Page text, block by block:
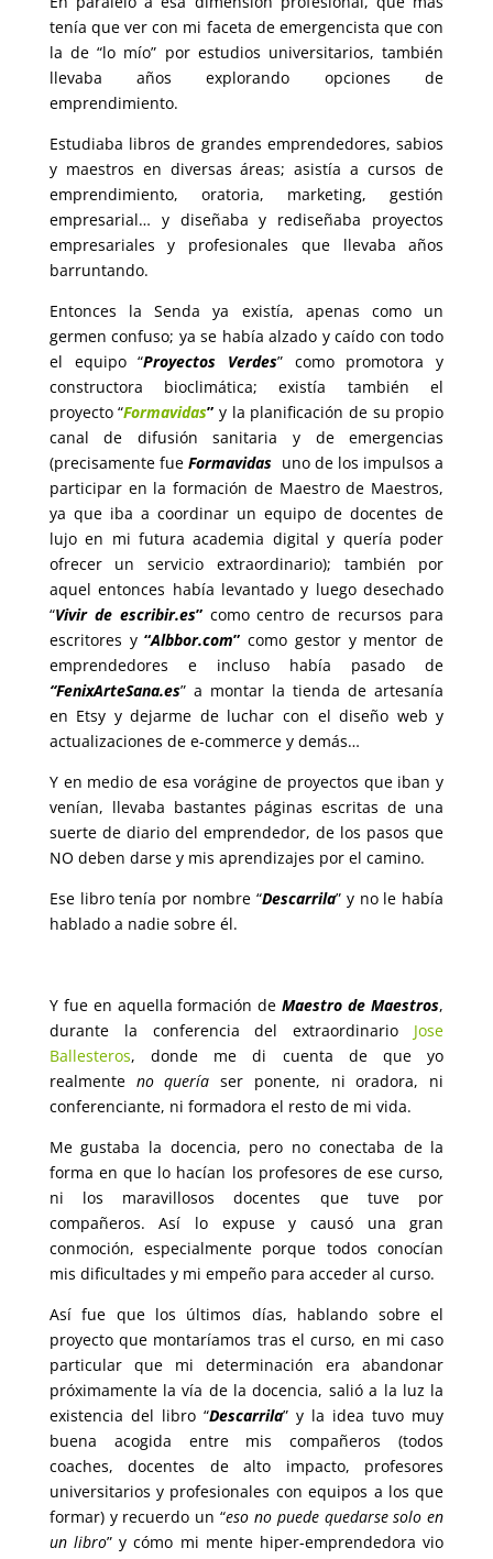
tenía que ver con mi faceta de emergencista que con
la de “lo mío” por estudios universitarios, también
llevaba años explorando opciones de
emprendimiento.
Estudiaba libros de grandes emprendedores, sabios
y maestros en diversas áreas; asistía a cursos de
emprendimiento, oratoria, marketing, gestión
empresarial… y diseñaba y rediseñaba proyectos
empresariales y profesionales que llevaba años
barruntando.
Entonces la Senda ya existía, apenas como un
germen confuso; ya se había alzado y caído con todo
el equipo “Proyectos Verdes” como promotora y
constructora bioclimática; existía también el
proyecto “Formavidas” y la planificación de su propio
canal de difusión sanitaria y de emergencias
(precisamente fueFormavidas uno de los impulsos a
participar en la formación de Maestro de Maestros,
ya que iba a coordinar un equipo de docentes de
lujo en mi futura academia digital y quería poder
ofrecer un servicio extraordinario); también por
aquel entonces había levantado y luego desechado
“Vivir de escribir.es”como centro de recursos para
escritores y“Albbor.com” como gestor y mentor de
emprendedores e incluso había pasado de
“FenixArteSana.es” a montar la tienda de artesanía
en Etsy y dejarme de luchar con el diseño web y
actualizaciones de e-commerce y demás…
Y en medio de esa vorágine de proyectos que iban y
venían, llevaba bastantes páginas escritas de una
suerte de diario del emprendedor, de los pasos que
NO deben darse y mis aprendizajes por el camino.
Ese libro tenía por nombre “Descarrila” y no le había
hablado a nadie sobre él.
Y fue en aquella formación deMaestro de Maestros,
durante la conferencia del extraordinario Jose
Ballesteros, donde me di cuenta de que yo
realmente no quería ser ponente, ni oradora, ni
conferenciante, ni formadora el resto de mi vida.
Me gustaba la docencia, pero no conectaba de la
forma en que lo hacían los profesores de ese curso,
ni los maravillosos docentes que tuve por
compañeros. Así lo expuse y causó una gran
conmoción, especialmente porque todos conocían
mis dificultades y mi empeño para acceder al curso.
Así fue que los últimos días, hablando sobre el
proyecto que montaríamos tras el curso, en mi caso
particular que mi determinación era abandonar
próximamente la vía de la docencia, salió a la luz la
existencia del libro “Descarrila” y la idea tuvo muy
buena acogida entre mis compañeros (todos
coaches, docentes de alto impacto, profesores
universitarios y profesionales con equipos a los que
formar) y recuerdo un “eso no puede quedarse solo en
un libro” y cómo mi mente hiper-emprendedora vio